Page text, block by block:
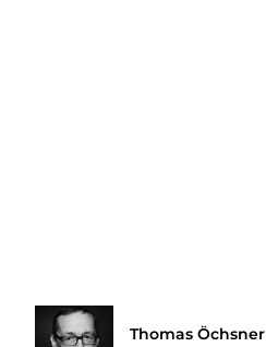
Thomas Öchsner